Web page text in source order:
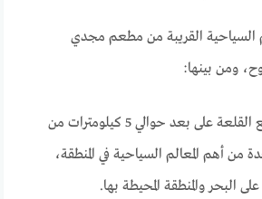
السياحية القريبة من مطعم مجدي
ومن بينها:
قلعة الشلالات: تقع القلعة على بعد حوالي 5 كيلومترات من
من أهم المعالم السياحية في المنطقة،
البحر والمنطقة المحيطة بها.